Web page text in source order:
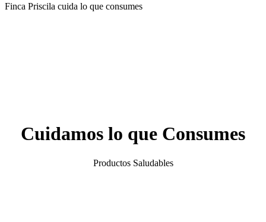
Finca Priscila cuida lo que consumes
Cuidamos lo que Consumes
Productos Saludables